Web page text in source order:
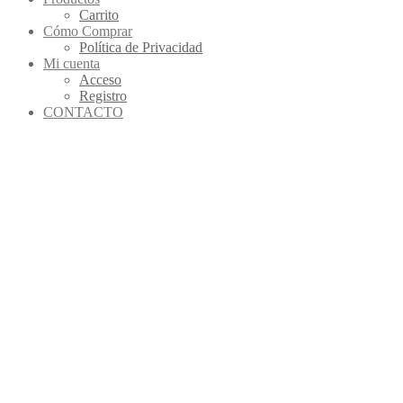
Carrito
Cómo Comprar
Política de Privacidad
Mi cuenta
Acceso
Registro
CONTACTO